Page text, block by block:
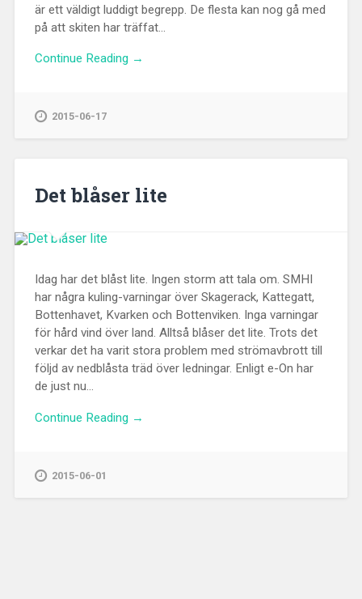
är ett väldigt luddigt begrepp. De flesta kan nog gå med
på att skiten har träffat...
Continue Reading →
2015-06-17
Det blåser lite
Idag har det blåst lite. Ingen storm att tala om. SMHI
har några kuling-varningar över Skagerack, Kattegatt,
Bottenhavet, Kvarken och Bottenviken. Inga varningar
för hård vind över land. Alltså blåser det lite. Trots det
verkar det ha varit stora problem med strömavbrott till
följd av nedblåsta träd över ledningar. Enligt e-On har
de just nu...
Continue Reading →
2015-06-01